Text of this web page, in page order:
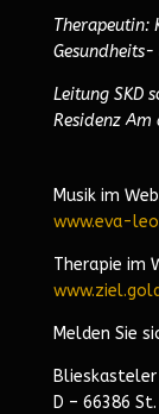
Therapeutin:
Leitung SKD
Residenz
Musik im
www.eva-
Therapie im
Melden Sie
D – 66386